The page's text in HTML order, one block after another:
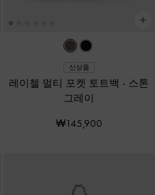
신상품
레이첼 멀티 포켓 토트백 - 스톤
그레이
₩145,900